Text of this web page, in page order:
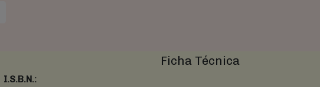
Ficha Técnica
I.S.B.N.: